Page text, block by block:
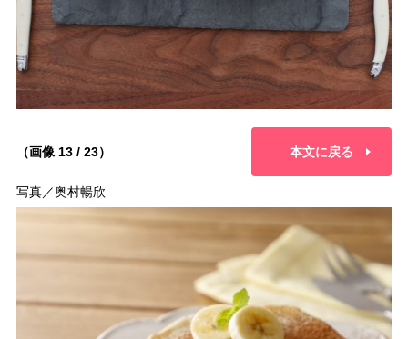
（画像 13 / 23） 本文に戻る
写真／奥村暢欣